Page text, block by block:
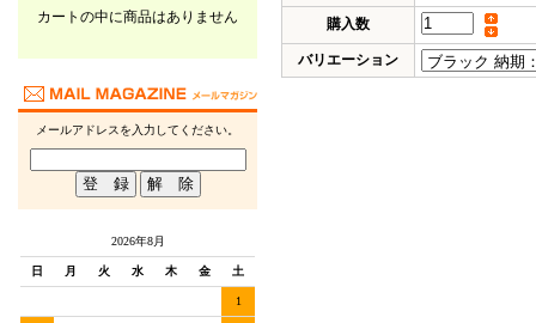
カートの中に商品はありません
メールアドレスを入力してください。
2026年8月
日 月 火 水 木 金 土
1
購入数
バリエーション